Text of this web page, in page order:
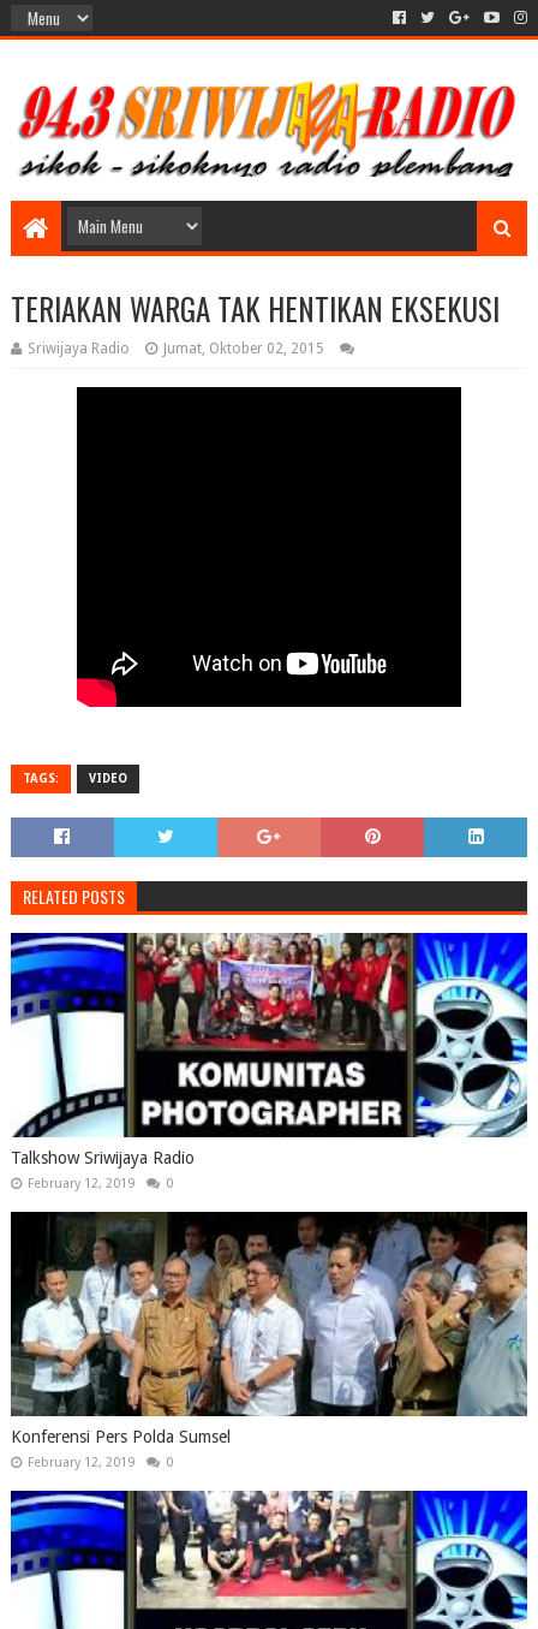
TERIAKAN WARGA TAK HENTIKAN EKSEKUSI
Sriwijaya Radio Jumat, Oktober 02, 2015
TAGS: VIDEO
RELATED POSTS
Talkshow Sriwijaya Radio
February 12, 2019 0
Konferensi Pers Polda Sumsel
February 12, 2019 0